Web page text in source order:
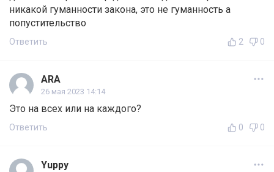
никакой гуманности закона, это не гуманность а
попустительство
Ответить 2 0
ARA
26 мая 2023 14:14
Это на всех или на каждого?
Ответить 0 0
Yuppy